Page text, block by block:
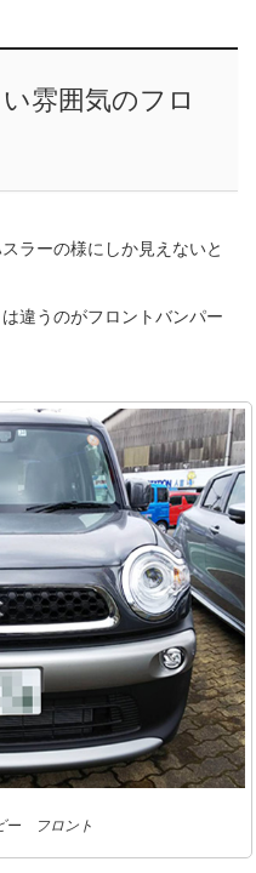
雰囲気のフロ
ラーの様にしか見えないと
違うのがフロントバンパー
ー フロント